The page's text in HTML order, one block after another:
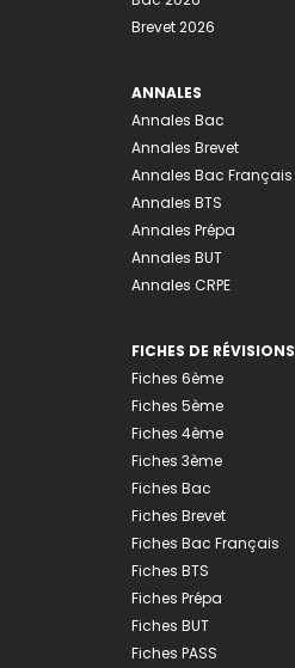
Brevet 2026
ANNALES
Annales Bac
Annales Brevet
Annales Bac Français
Annales BTS
Annales Prépa
Annales BUT
Annales CRPE
FICHES DE RÉVISIONS
Fiches 6ème
Fiches 5ème
Fiches 4ème
Fiches 3ème
Fiches Bac
Fiches Brevet
Fiches Bac Français
Fiches BTS
Fiches Prépa
Fiches BUT
Fiches PASS